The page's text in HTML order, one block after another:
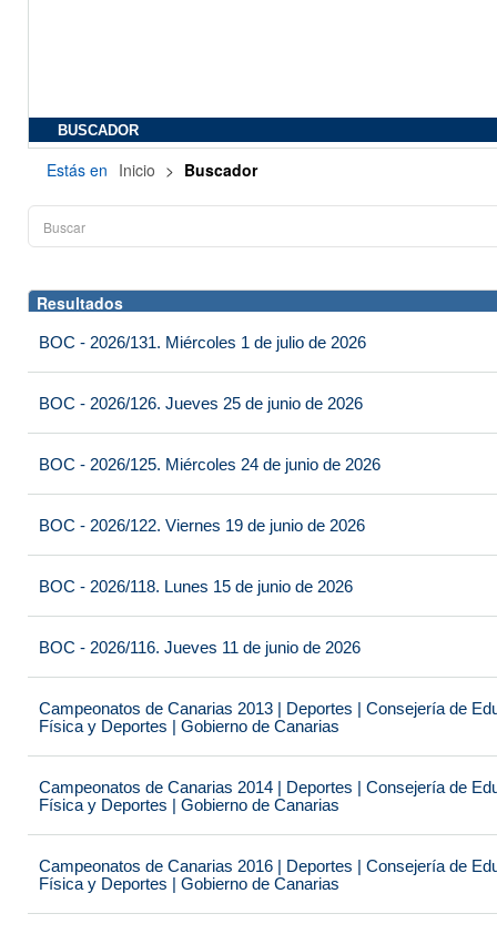
BUSCADOR
Estás en Inicio > Buscador
Resultados
BOC - 2026/131. Miércoles 1 de julio de 2026
BOC - 2026/126. Jueves 25 de junio de 2026
BOC - 2026/125. Miércoles 24 de junio de 2026
BOC - 2026/122. Viernes 19 de junio de 2026
BOC - 2026/118. Lunes 15 de junio de 2026
BOC - 2026/116. Jueves 11 de junio de 2026
Campeonatos de Canarias 2013 | Deportes | Consejería de
Física y Deportes | Gobierno de Canarias
Campeonatos de Canarias 2014 | Deportes | Consejería de
Física y Deportes | Gobierno de Canarias
Campeonatos de Canarias 2016 | Deportes | Consejería de
Física y Deportes | Gobierno de Canarias